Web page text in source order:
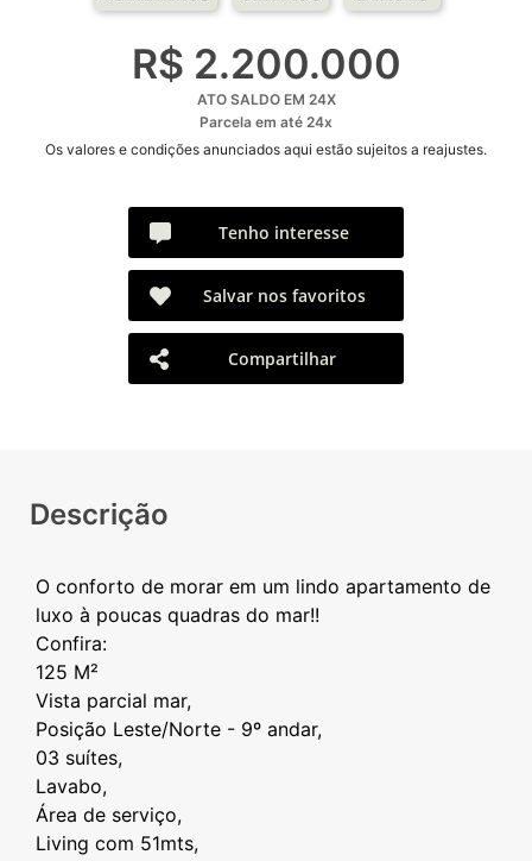
R$ 2.200.000
ATO SALDO EM 24X
Parcela em até 24x
Os valores e condições anunciados aqui estão sujeitos a reajustes.
Tenho interesse
Salvar nos favoritos
Compartilhar
Descrição
O conforto de morar em um lindo apartamento de
luxo à poucas quadras do mar!!
Confira:
125 M²
Vista parcial mar,
Posição Leste/Norte - 9º andar,
03 suítes,
Lavabo,
Área de serviço,
Living com 51mts,